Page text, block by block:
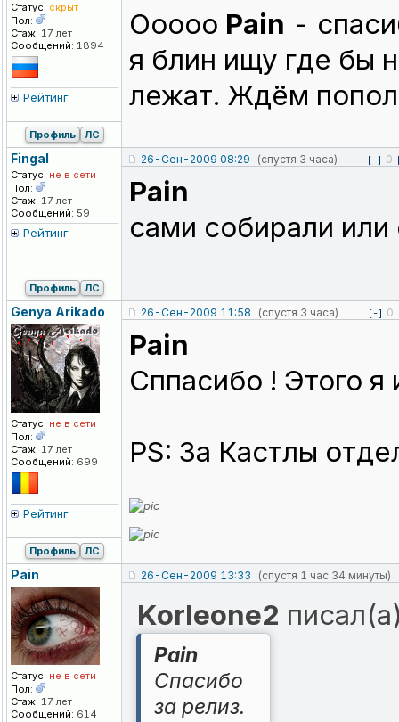
Статус: скрыт
Пол:
Стаж: 17 лет
Сообщений: 1894
Рейтинг
Ооооо Pain -
я блин ищу где бы
лежат. Ждём
Профиль ЛС
Fingal
Статус: не в сети
Пол:
Стаж: 17 лет
Сообщений: 59
Рейтинг
26-Сен-2009 08:29 (спустя 3 часа) [-] 0
Pain
сами собирали или
Профиль ЛС
Genya Arikado
Статус: не в сети
Пол:
Стаж: 17 лет
Сообщений: 699
Рейтинг
26-Сен-2009 11:58 (спустя 3 часа) [-] 0
Pain
Сппасибо ! Этого
PS: За Кастлы
Профиль ЛС
Pain
Статус: не в сети
Пол:
Стаж: 17 лет
Сообщений: 614
26-Сен-2009 13:33 (спустя 1 час 34 минуты)
Korleone2
Pain
Спасибо
за релиз.